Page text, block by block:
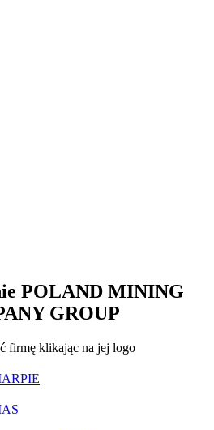
POLAND MINING
GROUP
firmę klikając na jej logo